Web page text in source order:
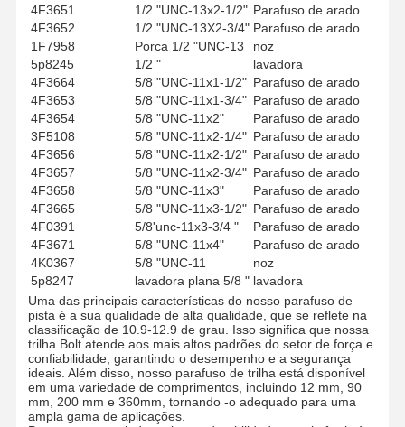
Sobre Nós
Visita À
Fábrica
Controle De
Qualidade
Contacte-
Nos
Notícias Casos Blogue
Solicite Um
Orçamento
BOLTO DE TRAÇÃO
Fecho de arado
Segmento Bolt
parafusos de rolos de trilha
4F3651
1/2 "UNC-13x2-1/2" Parafuso de arado
4F3652
1/2 "UNC-13X2-3/4" Parafuso de arado
1F7958
Porca 1/2 "UNC-13
noz
5p8245
1/2 "
lavadora
4F3664
5/8 "UNC-11x1-1/2" Parafuso de arado
4F3653
5/8 "UNC-11x1-3/4" Parafuso de arado
4F3654
5/8 "UNC-11x2"
Parafuso de arado
3F5108
5/8 "UNC-11x2-1/4" Parafuso de arado
4F3656
5/8 "UNC-11x2-1/2" Parafuso de arado
4F3657
5/8 "UNC-11x2-3/4" Parafuso de arado
4F3658
5/8 "UNC-11x3"
Parafuso de arado
4F3665
5/8 "UNC-11x3-1/2" Parafuso de arado
4F0391
5/8'unc-11x3-3/4 "
Parafuso de arado
4F3671
5/8 "UNC-11x4"
Parafuso de arado
4K0367
5/8 "UNC-11
noz
5p8247
lavadora plana 5/8 " lavadora
Uma das principais características do nosso parafuso de
pista é a sua qualidade de alta qualidade, que se reflete na
classificação de 10.9-12.9 de grau. Isso significa que nossa
trilha Bolt atende aos mais altos padrões do setor de força e
confiabilidade, garantindo o desempenho e a segurança
ideais. Além disso, nosso parafuso de trilha está disponível
em uma variedade de comprimentos, incluindo 12 mm, 90
mm, 200 mm e 360mm, tornando -o adequado para uma
ampla gama de aplicações.